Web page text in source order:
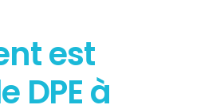
est
DPE à